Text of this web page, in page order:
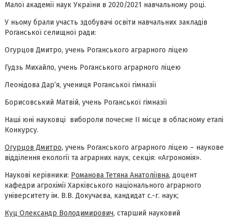
Малої академії наук України в 2020/2021 навчальному році.
У ньому брали участь здобувачі освіти навчальних закладів
Роганської селищної ради:
Огурцов Дмитро, учень Роганського аграрного ліцею
Гудзь Михайло, учень Роганського аграрного ліцею
Леонідова Дар’я, учениця Роганської гімназії
Борисовський Матвій, учень Роганської гімназії
Наші юні науковці вибороли почесне ІІ місце в обласному етапі
Конкурсу.
Огурцов Дмитро, учень Роганського аграрного ліцею – наукове
відділення екології та аграрних наук, секція: «Агрономія».
Наукові керівники: Романова Тетяна Анатоліївна, доцент
кафедри агрохімії Харківського національного аграрного
університету ім. В.В. Докучаєва, кандидат с.-г. наук;
Куц Олександр Володимирович, старший науковий